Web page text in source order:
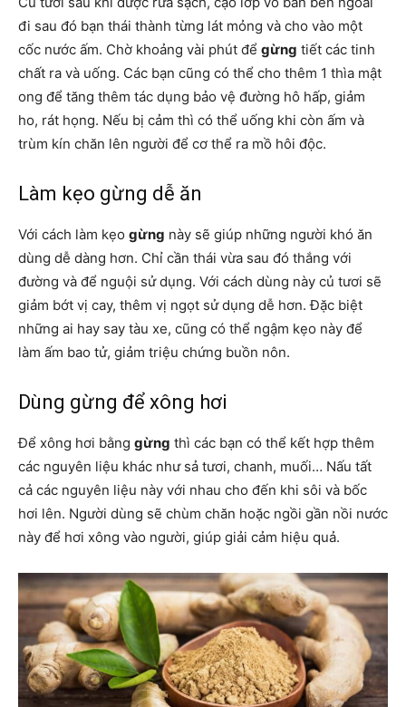
đi sau đó bạn thái thành từng lát mỏng và cho vào một
cốc nước ấm. Chờ khoảng vài phút để gừng tiết các tinh
chất ra và uống. Các bạn cũng có thể cho thêm 1 thìa mật
ong để tăng thêm tác dụng bảo vệ đường hô hấp, giảm
ho, rát họng. Nếu bị cảm thì có thể uống khi còn ấm và
trùm kín chăn lên người để cơ thể ra mồ hôi độc.
Làm kẹo gừng dễ ăn
Với cách làm kẹo gừng này sẽ giúp những người khó ăn
dùng dễ dàng hơn. Chỉ cần thái vừa sau đó thắng với
đường và để nguội sử dụng. Với cách dùng này củ tươi sẽ
giảm bớt vị cay, thêm vị ngọt sử dụng dễ hơn. Đặc biệt
những ai hay say tàu xe, cũng có thể ngậm kẹo này để
làm ấm bao tử, giảm triệu chứng buồn nôn.
Dùng gừng để xông hơi
Để xông hơi bằng gừng thì các bạn có thể kết hợp thêm
các nguyên liệu khác như sả tươi, chanh, muối… Nấu tất
cả các nguyên liệu này với nhau cho đến khi sôi và bốc
hơi lên. Người dùng sẽ chùm chăn hoặc ngồi gần nồi nước
này để hơi xông vào người, giúp giải cảm hiệu quả.